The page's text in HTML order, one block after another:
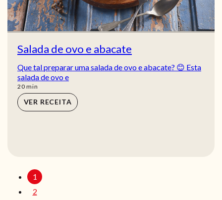
Salada de ovo e abacate
Que tal preparar uma salada de ovo e abacate? 😊 Esta
salada de ovo e
20min
min
VER RECEITA
1
2